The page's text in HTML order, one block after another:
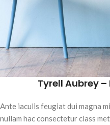
Tyrell Aubrey
Ante iaculis feugiat dui magna
nullam hac consectetur class